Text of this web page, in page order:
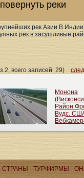
реки
рек Азии В
рек в засушливые
2, всего записей: 29)
СТРАНЫ ТУРФИРМЫ